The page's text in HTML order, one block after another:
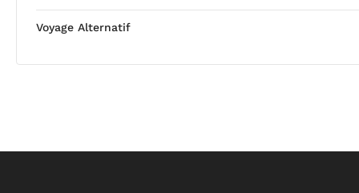
Voyage Alternatif